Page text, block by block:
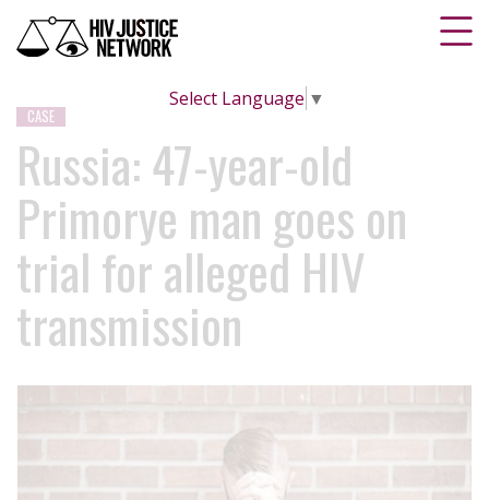
Select Language ▼
CASE
Russia: 47-year-old
Primorye man goes on
trial for alleged HIV
transmission